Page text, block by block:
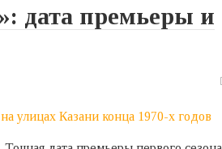
дата премьеры и